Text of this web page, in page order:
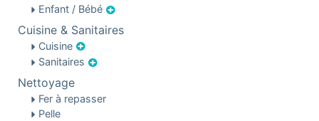
Enfant / Bébé
Cuisine & Sanitaires
Cuisine
Sanitaires
Nettoyage
Fer à repasser
Pelle